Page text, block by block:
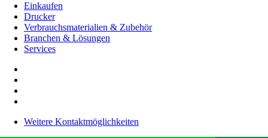
Einkaufen
Drucker
Verbrauchsmaterialien & Zubehör
Branchen & Lösungen
Services
Weitere Kontaktmöglichkeiten